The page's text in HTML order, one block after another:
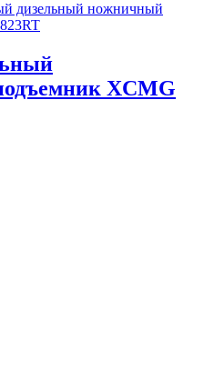
дизельный ножничный
XCMG